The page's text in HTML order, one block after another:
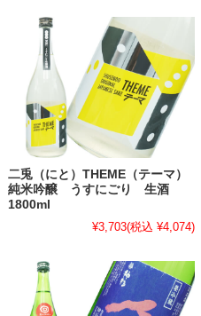
二兎（にと）THEME（テーマ）
純米吟醸 うすにごり 生酒
1800ml
¥3,703(税込 ¥4,074)